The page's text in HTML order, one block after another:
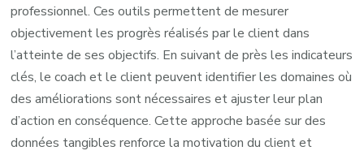
professionnel. Ces outils permettent de mesurer
objectivement les progrès réalisés par le client dans
l’atteinte de ses objectifs. En suivant de près les indicateurs
clés, le coach et le client peuvent identifier les domaines où
des améliorations sont nécessaires et ajuster leur plan
d’action en conséquence. Cette approche basée sur des
données tangibles renforce la motivation du client et